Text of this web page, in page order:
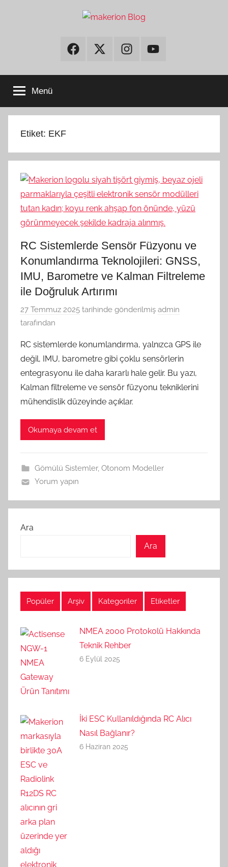
makerionFacebookTwitter InstagramYoutube
Menü
Etiket: EKF
RC Sistemlerde Sensör Füzyonu ve
Konumlandırma Teknolojileri: GNSS,
IMU, Barometre ve Kalman Filtreleme
ile Doğruluk Artırımı
27 Temmuz 2025 tarihinde gönderilmiş admin
tarafından
RC sistemlerde konumlandırma, yalnızca GPS ile
değil, IMU, barometre gibi çoklu sensörlerin
entegrasyonu ile daha kararlı hale gelir. Bu yazı,
Kalman filtreleme ve sensör füzyonu tekniklerini
mühendislik düzeyinde açıklar.
Okumaya devam et
Gömülü Sistemler, Otonom Modeller
Yorum yapın
Ara
Ara
Popüler Arşiv Kategoriler Etiketler
NMEA 2000 Protokolü Hakkında
Teknik Rehber
6 Eylül 2025
İki ESC Kullanıldığında RC Alıcı
Nasıl Bağlanır?
6 Haziran 2025